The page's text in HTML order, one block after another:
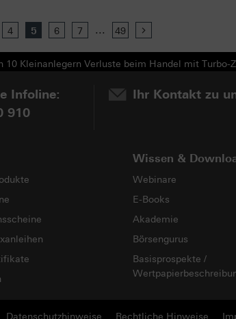
4 5 6 7 ... 49
10 Kleinanlegern Verluste beim Handel mit
Infoline:
910
Ihr Kontakt zu
Wissen &
Webinare
E-Books
Akademie
Börsengurus
Basisprospekte /
Datenschutzhinweise Rechtliche Hinweise